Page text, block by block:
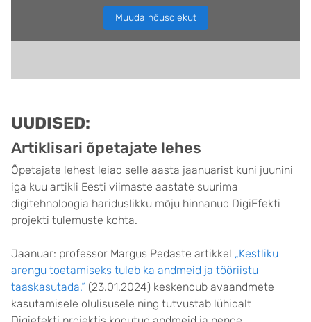
Muuda nõusolekut
UUDISED:
Artiklisari õpetajate lehes
Õpetajate lehest leiad selle aasta jaanuarist kuni juunini
iga kuu artikli Eesti viimaste aastate suurima
digitehnoloogia hariduslikku mõju hinnanud DigiEfekti
projekti tulemuste kohta.
Jaanuar: professor Margus Pedaste artikkel „Kestliku
arengu toetamiseks tuleb ka andmeid ja tööriistu
taaskasutada.“ (23.01.2024) keskendub avaandmete
kasutamisele olulisusele ning tutvustab lühidalt